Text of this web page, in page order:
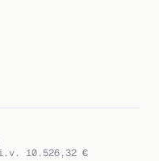
i.v. 10.526,32 €